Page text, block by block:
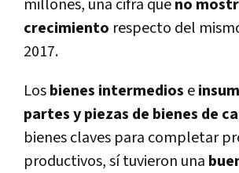
millones, una cifra queno
crecimiento respecto del
2017.
Losbienes intermedios e
partes y piezas de bienes de
bienes claves para completar
productivos, sí­ tuvieron una